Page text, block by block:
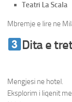
Teatri La Scala
Mbremje e lire ne
Dita e
Mengjesi ne hotel.
Eksplorim i liqenit